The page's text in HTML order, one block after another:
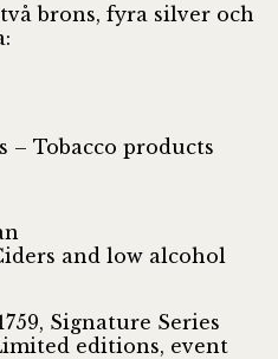
brons, fyra silver och
– Tobacco products
and low alcohol
Signature Series
editions, event